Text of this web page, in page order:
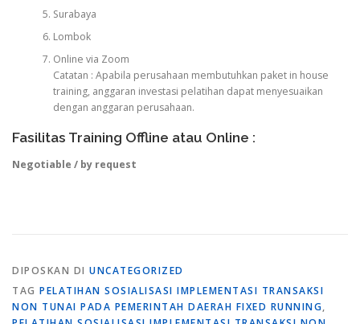
Surabaya
Lombok
Online via Zoom
Catatan : Apabila perusahaan membutuhkan paket in house
training, anggaran investasi pelatihan dapat menyesuaikan
dengan anggaran perusahaan.
Fasilitas Training Offline atau Online :
Negotiable / by request
DIPOSKAN DI UNCATEGORIZED
TAG PELATIHAN SOSIALISASI IMPLEMENTASI TRANSAKSI
NON TUNAI PADA PEMERINTAH DAERAH FIXED RUNNING,